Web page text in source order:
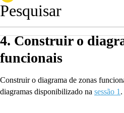
4. Construir o
funcionais
Construir o diagrama de zonas
diagramas disponibilizado na sessão 1 .